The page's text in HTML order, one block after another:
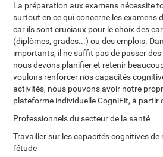
La préparation aux examens nécessite
surtout en ce qui concerne les examens
car ils sont cruciaux pour le choix des
(diplômes, grades...) ou des emplois.
importants, il ne suffit pas de passer
nous devons planifier et retenir
voulons renforcer nos capacités
activités, nous pouvons avoir notre
plateforme individuelle CogniFit, à partir
Professionnels du secteur de la santé
Travailler sur les capacités cognitives de
l'étude